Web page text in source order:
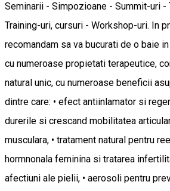
Seminarii - Simpozioane - Summit-uri -
Training-uri, cursuri - Workshop-uri. In
recomandam sa va bucurati de o baie
cu numeroase propietati terapeutice,
natural unic, cu numeroase beneficii
dintre care: • efect antiinlamator si
durerile si crescand mobilitatea
musculara, • tratament natural pentru
hormnonala feminina si tratarea
afectiuni ale pielii, • aerosoli pentru